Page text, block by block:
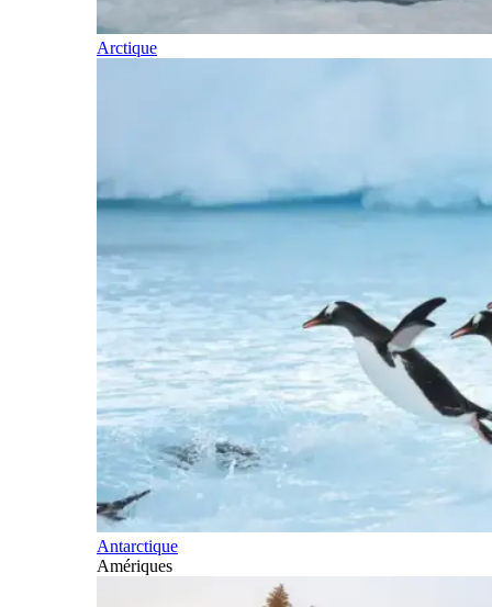
Arctique
Antarctique
Amériques